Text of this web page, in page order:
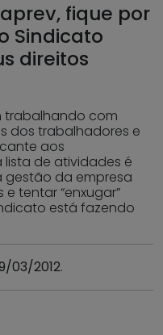
fique por
Sindicato
direitos
trabalhando com
dos trabalhadores e
aos
de atividades é
gestão da empresa
tentar “enxugar”
está fazendo
03/2012.